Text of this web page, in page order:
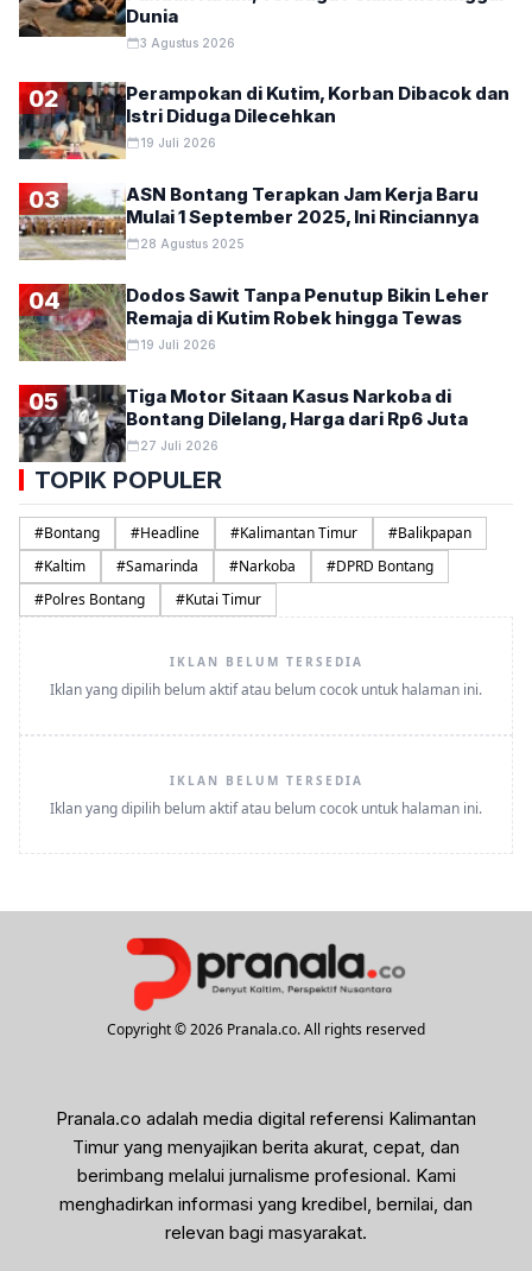
Dunia
3 Agustus 2026
02
Perampokan di Kutim, Korban Dibacok dan
Istri Diduga Dilecehkan
19 Juli 2026
03
ASN Bontang Terapkan Jam Kerja Baru
Mulai 1 September 2025, Ini Rinciannya
28 Agustus 2025
04
Dodos Sawit Tanpa Penutup Bikin Leher
Remaja di Kutim Robek hingga Tewas
19 Juli 2026
05
Tiga Motor Sitaan Kasus Narkoba di
Bontang Dilelang, Harga dari Rp6 Juta
27 Juli 2026
TOPIK POPULER
#Bontang #Headline #Kalimantan Timur #Balikpapan
#Kaltim #Samarinda #Narkoba #DPRD Bontang
#Polres Bontang #Kutai Timur
IKLAN BELUM TERSEDIA
Iklan yang dipilih belum aktif atau belum cocok untuk halaman ini.
IKLAN BELUM TERSEDIA
Iklan yang dipilih belum aktif atau belum cocok untuk halaman ini.
Copyright © 2026 Pranala.co. All rights reserved
Pranala.co adalah media digital referensi Kalimantan
Timur yang menyajikan berita akurat, cepat, dan
berimbang melalui jurnalisme profesional. Kami
menghadirkan informasi yang kredibel, bernilai, dan
relevan bagi masyarakat.